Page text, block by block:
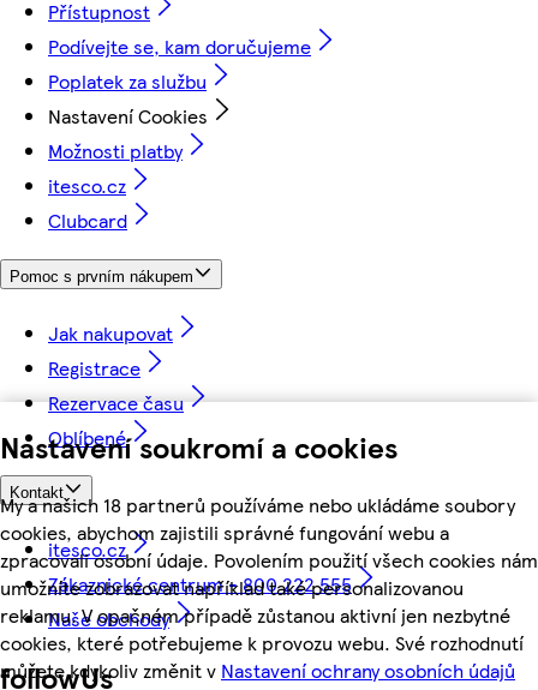
Nastavení soukromí a cookies
My a našich 18 partnerů používáme nebo ukládáme soubory
cookies, abychom zajistili správné fungování webu a
zpracovali osobní údaje. Povolením použití všech cookies nám
umožníte zobrazovat například také personalizovanou
reklamu. V opačném případě zůstanou aktivní jen nezbytné
cookies, které potřebujeme k provozu webu. Své rozhodnutí
můžete kdykoliv změnit v Nastavení ochrany osobních údajů
Přístupnost
Podívejte se, kam doručujeme
Poplatek za službu
Nastavení Cookies
Možnosti platby
itesco.cz
Clubcard
Pomoc s prvním nákupem
Jak nakupovat
Registrace
Rezervace času
Oblíbené
Kontakt
itesco.cz
Zákaznické centrum - 800 222 555
Naše obchody
followUs